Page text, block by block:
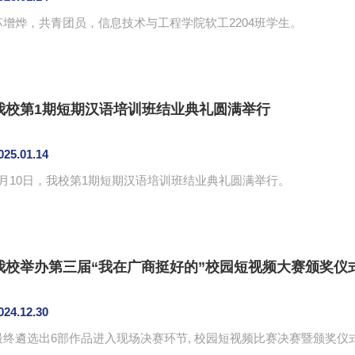
增烨，共青团员，信息技术与工程学院软工2204班学生。
校第1期短期汉语培训班结业典礼圆满举行
10日，我校第1期短期汉语培训班结业典礼圆满举行。
校举办第三届“我在广商挺好的”校园短视频大赛颁奖仪
终遴选出6部作品进入现场决赛环节, 校园短视频比赛决赛暨颁奖仪